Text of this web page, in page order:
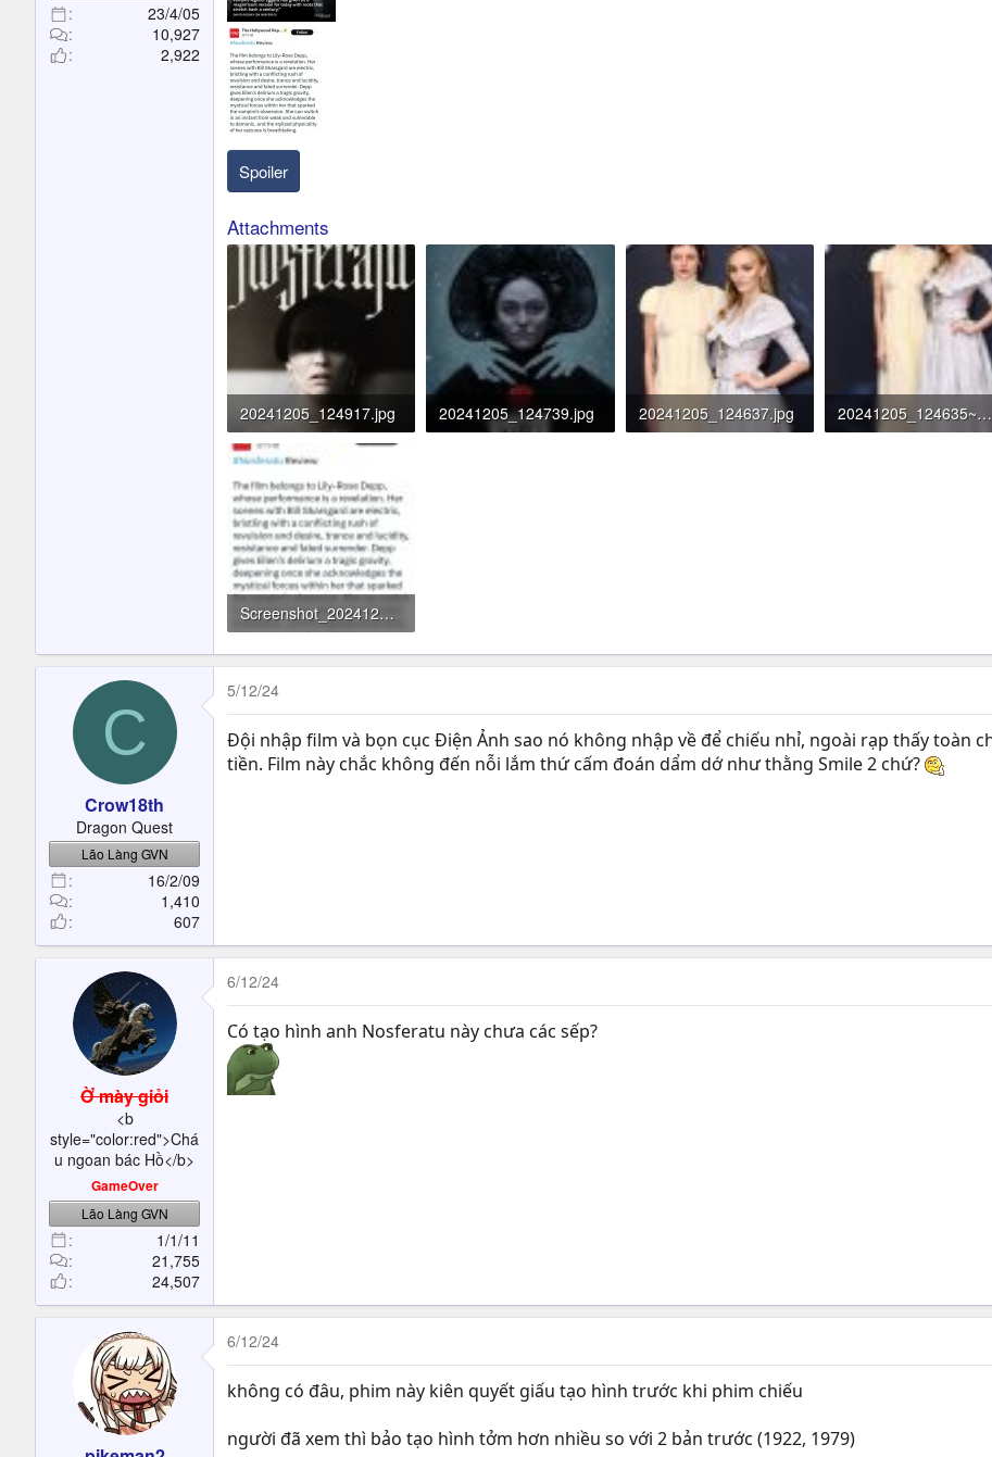
23/4/05
10,927
2,922
Spoiler
Attachments
20241205_124917.jpg
193.5 KB · Đọc: 465
20241205_124739.jpg
20241205_124637.jpg
20241205_124635~01.jpg
Screenshot_20241205-180256_X~01.jpg
253.3 KB · Đọc: 472
C
Crow18th
Dragon Quest
Lão Làng GVN
16/2/09
1,410
607
5/12/24
Đội nhập film và bọn cục Điện Ảnh sao nó không nhập về để chiếu nhỉ, ngoài rạp thấy toàn
tiền. Film này chắc không đến nỗi lắm thứ cấm đoán dẩm dớ như thằng Smile 2 chứ?
Ờ mày giỏi
<b
style="color:red">Chá
u ngoan bác Hồ</b>
GameOver
Lão Làng GVN
1/1/11
21,755
24,507
6/12/24
Có tạo hình anh Nosferatu này chưa các sếp?
6/12/24
không có đâu, phim này kiên quyết giấu tạo hình trước khi phim chiếu
người đã xem thì bảo tạo hình tởm hơn nhiều so với 2 bản trước (1922, 1979)